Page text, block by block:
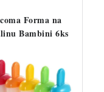
Forma na
Bambini 6ks